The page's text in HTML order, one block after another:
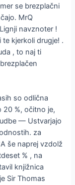
se brezplačni
MrQ
navznoter !
kjerkoli drugje! .
, to naj ti
so odlična
20 %, očitno je,
— Ustvarjajo
za
še naprej vzdolž
% , na
knjižnica
Sir Thomas